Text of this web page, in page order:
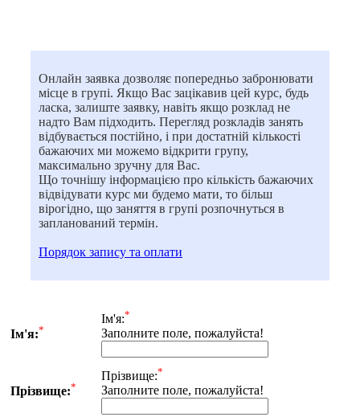
Онлайн заявка дозволяє попередньо забронювати
місце в групі. Якщо Вас зацікавив цей курс, будь
ласка, залиште заявку, навіть якщо розклад не
надто Вам підходить. Перегляд розкладів занять
відбувається постійно, і при достатній кількості
бажаючих ми можемо відкрити групу,
максимально зручну для Вас.
Що точнішу інформацією про кількість бажаючих
відвідувати курс ми будемо мати, то більш
вірогідно, що заняття в групі розпочнуться в
запланований термін.
Порядок запису та оплати
Iм'я:*
Iм'я:*
Заполните поле, пожалуйста!
Прiзвище:*
Прiзвище:*
Заполните поле, пожалуйста!